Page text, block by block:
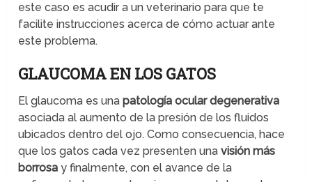
este caso es acudir a un veterinario para que te
facilite instrucciones acerca de cómo actuar ante
este problema.
GLAUCOMA EN LOS GATOS
El glaucoma es una patología ocular degenerativa
asociada al aumento de la presión de los fluidos
ubicados dentro del ojo. Como consecuencia, hace
que los gatos cada vez presenten una visión más
borrosa y finalmente, con el avance de la